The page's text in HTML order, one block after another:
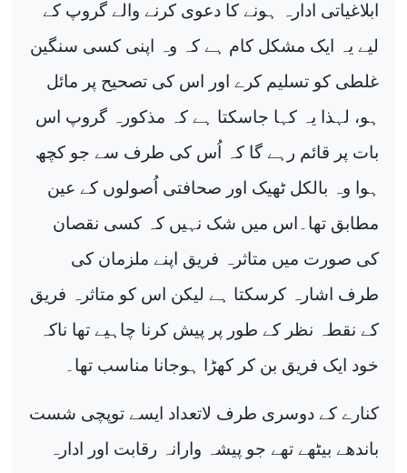
ابلاغیاتی ادارہ ہونے کا دعوی کرنے والے گروپ کے
لیے یہ ایک مشکل کام ہے کہ وہ اپنی کسی سنگین
غلطی کو تسلیم کرے اور اس کی تصحیح پر مائل
ہو، لہذا یہ کہا جاسکتا ہے کہ مذکورہ گروپ اس
بات پر قائم رہے گا کہ اُس کی طرف سے جو کچھ
ہوا وہ بالکل ٹھیک اور صحافتی اُصولوں کے عین
مطابق تھا۔اس میں شک نہیں کہ کسی نقصان
کی صورت میں متاثرہ فریق اپنے ملزمان کی
طرف اشارہ کرسکتا ہے لیکن اس کو متاثرہ فریق
کے نقطہ نظر کے طور پر پیش کرنا چاہیے تھا ناکہ
خود ایک فریق بن کر کھڑا ہوجانا مناسب تھا۔
کنارے کے دوسری طرف لاتعداد ایسے توپچی شست
باندھے بیٹھے تھے جو پیشہ وارانہ رقابت اور ادارہ